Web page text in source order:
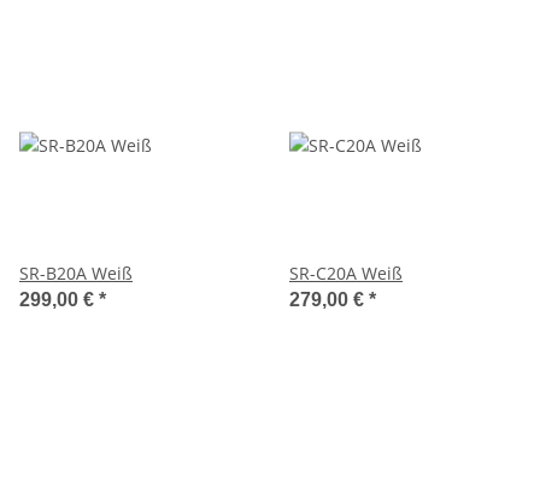
SR-B20A Weiß
299,00 € *
SR-C20A Weiß
279,00 € *